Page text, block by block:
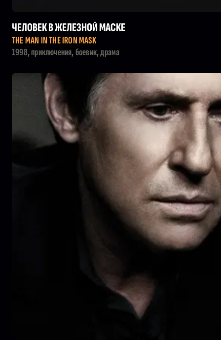
ЧЕЛОВЕК В ЖЕЛЕЗНОЙ МАСКЕ
THE MAN IN THE IRON MASK
1998, приключения, боевик, драма